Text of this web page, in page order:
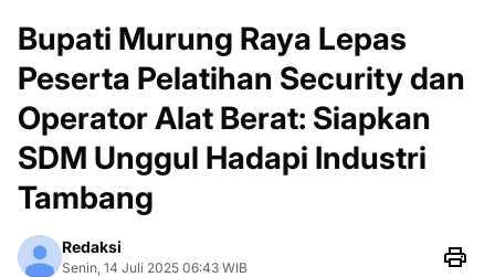
Bupati Murung Raya Lepas
Peserta Pelatihan Security dan
Operator Alat Berat: Siapkan
SDM Unggul Hadapi Industri
Tambang
Redaksi
Senin, 14 Juli 2025 06:43 WIB